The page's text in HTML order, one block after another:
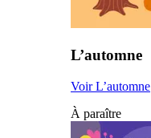
L’automne
Voir L’automne
À paraître